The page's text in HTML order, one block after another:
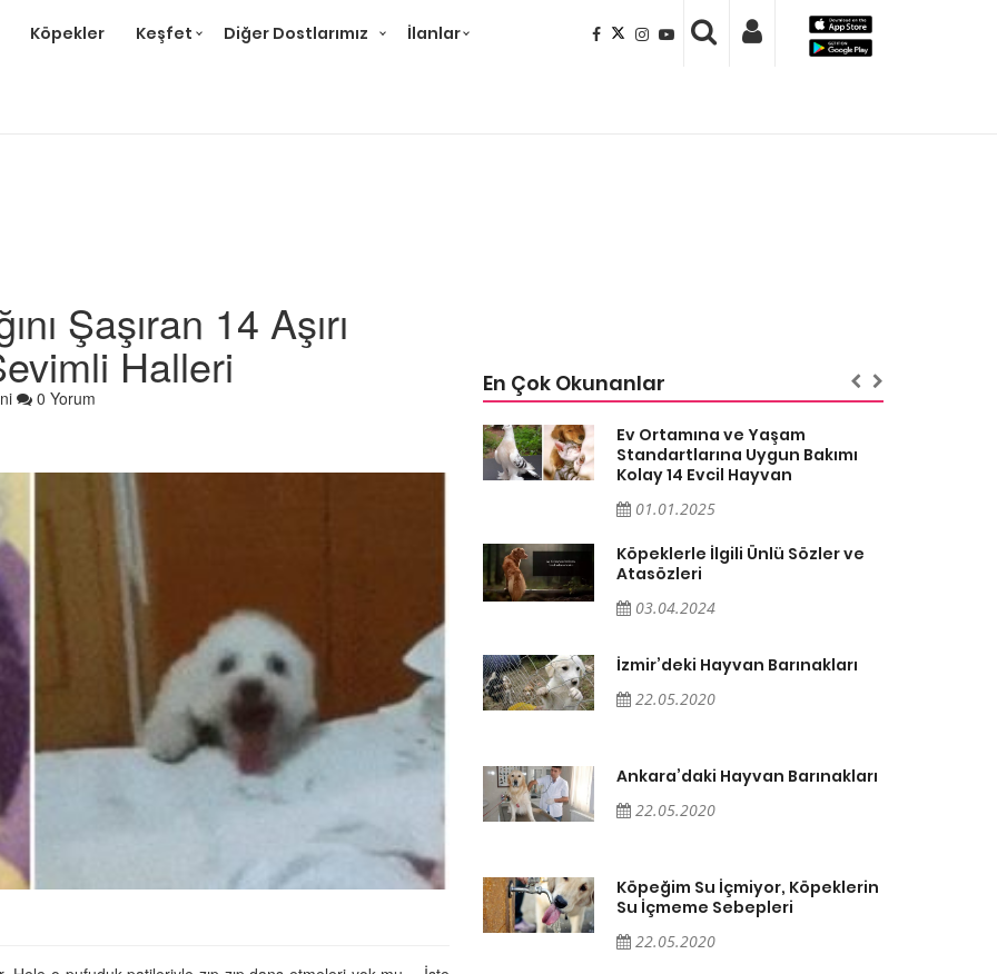
Köpekler Keşfet Diğer Dostlarımız İlanlar
Şaşıran 14 Aşırı
Halleri
0 Yorum
En Çok Okunanlar
ve
Kolay 14 Evcil Hayvan
03.04.2024
İzmir’deki Hayvan Barınakları
22.05.2020
Ankara’daki Hayvan Barınakları
22.05.2020
Köpeğim Su İçmiyor, Köpeklerin
Ev Ortamına ve Yaşam
Standartlarına Uygun Bakımı
Kolay 14 Evcil Hayvan
01.01.2025
Köpeklerle İlgili Ünlü Sözler ve
Atasözleri
03.04.2024
İzmir’deki Hayvan Barınakları
22.05.2020
Ankara’daki Hayvan Barınakları
22.05.2020
Köpeğim Su İçmiyor, Köpeklerin
Su İçmeme Sebepleri
22.05.2020